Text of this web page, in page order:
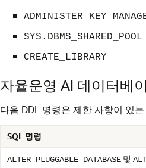
ADMINISTER KEY
SYS.DBMS_SHARED_POOL
CREATE_LIBRARY
자율운영 AI 데이터베
다음 DDL 명령은 제한 사항이 있
SQL 명령
ALTER PLUGGABLE DATABASE 및